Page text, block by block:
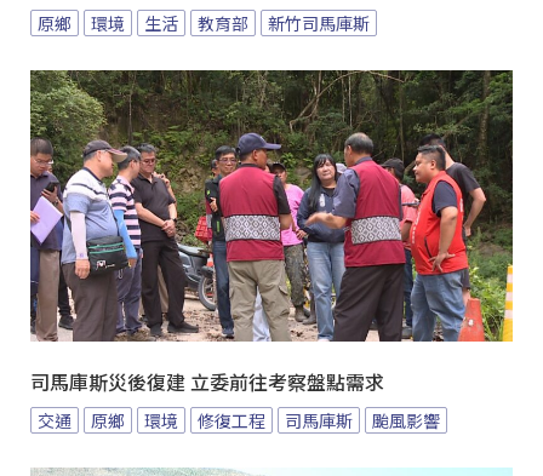
原鄉 環境 生活 教育部 新竹司馬庫斯
司馬庫斯災後復建 立委前往考察盤點需求
交通 原鄉 環境 修復工程 司馬庫斯 颱風影響